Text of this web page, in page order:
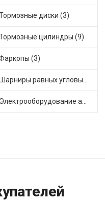
диски (3)
цилиндры (9)
(3)
Шарниры равных угловых скоростей, приводные валы (6)
Электрооборудование автомобилей (6)